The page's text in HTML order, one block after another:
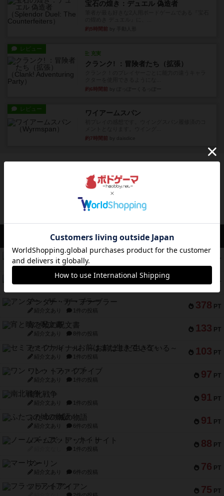
宝石の煌き：デュエル 偽造者
約5時間前
レビュー
充実
クランク! ：冒険者たち（拡張）
約6時間前
レビュー ワイアームスパン
約7時間前
アクセス数 急上昇中
PT
無限まちがいさがし
紹介文あり 2件の投稿
389 PT
リワイルド：サウスアメリカ
378 PT
アンダー・ザ・テーブラー
紹介文あり 1件の投稿
133 PT
宵と暁の呪文書
紹介文あり 8件の投稿
103 PT
セミファイナル ～お前はまだ生きている～
紹介文あり 1件の投稿
97 PT
ワン・トゥ・ファイブ
紹介文あり 1件の投稿
91 PT
南北戦争
紹介文あり 1件の投稿
91 PT
ふたつの城の物語
紹介文あり 6件の投稿
88 PT
ノームズ・アット・ナイト
1件の投稿
76 PT
マーリン
紹介文あり 6件の投稿
75 PT
フラットアイアン